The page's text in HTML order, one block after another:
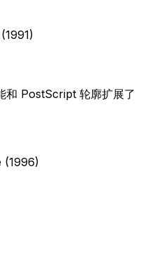
和 PostScript 轮廓扩展了
(1996)